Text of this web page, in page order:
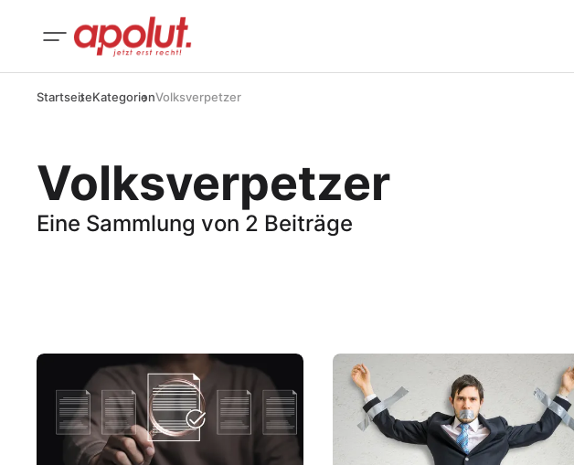
StartseiteKategorienVolksverpetzer
Volksverpetzer
Eine Sammlung von 2 Beiträge